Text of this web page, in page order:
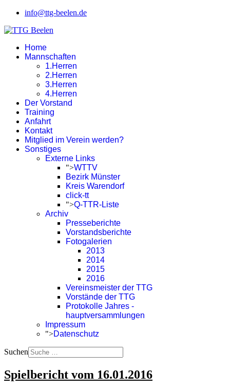
info@ttg-beelen.de
Home
Mannschaften
1.Herren
2.Herren
3.Herren
4.Herren
Der Vorstand
Training
Anfahrt
Kontakt
Mitglied im Verein werden?
Sonstiges
Externe Links
">WTTV
Bezirk Münster
Kreis Warendorf
click-tt
">Q-TTR-Liste
Archiv
Presseberichte
Vorstandsberichte
Fotogalerien
2013
2014
2015
2016
Vereinsmeister der TTG
Vorstände der TTG
Protokolle Jahres -
hauptversammlungen
Impressum
">Datenschutz
Suchen
Spielbericht vom 16.01.2016